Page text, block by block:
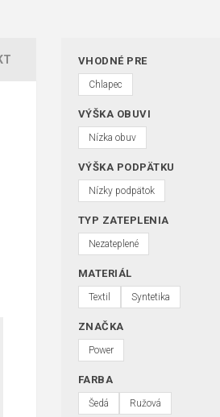
VHODNÉ PRE
Chlapec
VÝŠKA OBUVI
Nízka obuv
VÝŠKA PODPÄTKU
Nízky podpätok
TYP ZATEPLENIA
Nezateplené
MATERIÁL
Textil Syntetika
ZNAČKA
Power
FARBA
Šedá Ružová